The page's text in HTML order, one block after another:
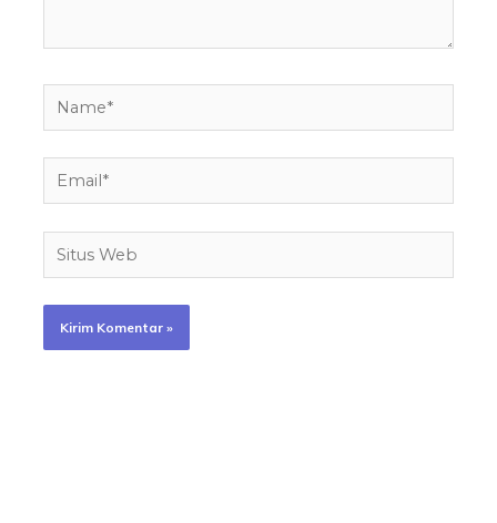
Name*
Email*
Situs
Web